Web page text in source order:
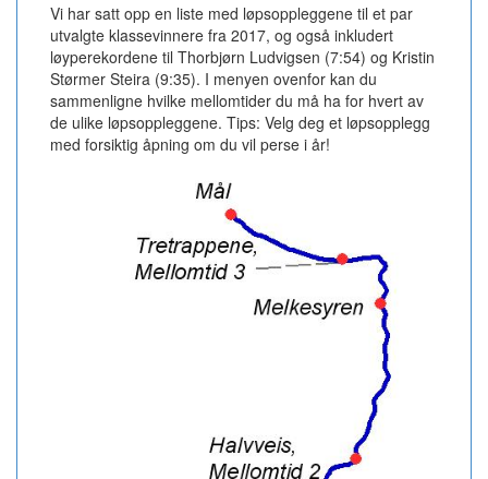
Vi har satt opp en liste med løpsoppleggene til et par
utvalgte klassevinnere fra 2017, og også inkludert
løyperekordene til Thorbjørn Ludvigsen (7:54) og Kristin
Størmer Steira (9:35). I menyen ovenfor kan du
sammenligne hvilke mellomtider du må ha for hvert av
de ulike løpsoppleggene. Tips: Velg deg et løpsopplegg
med forsiktig åpning om du vil perse i år!